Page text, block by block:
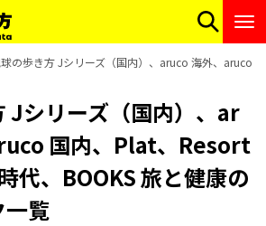
の歩き方 Jシリーズ（国内）、aruco 海外、aruco
Jシリーズ（国内）、ar
国内、Plat、Resort
代、BOOKS 旅と健康の
一覧